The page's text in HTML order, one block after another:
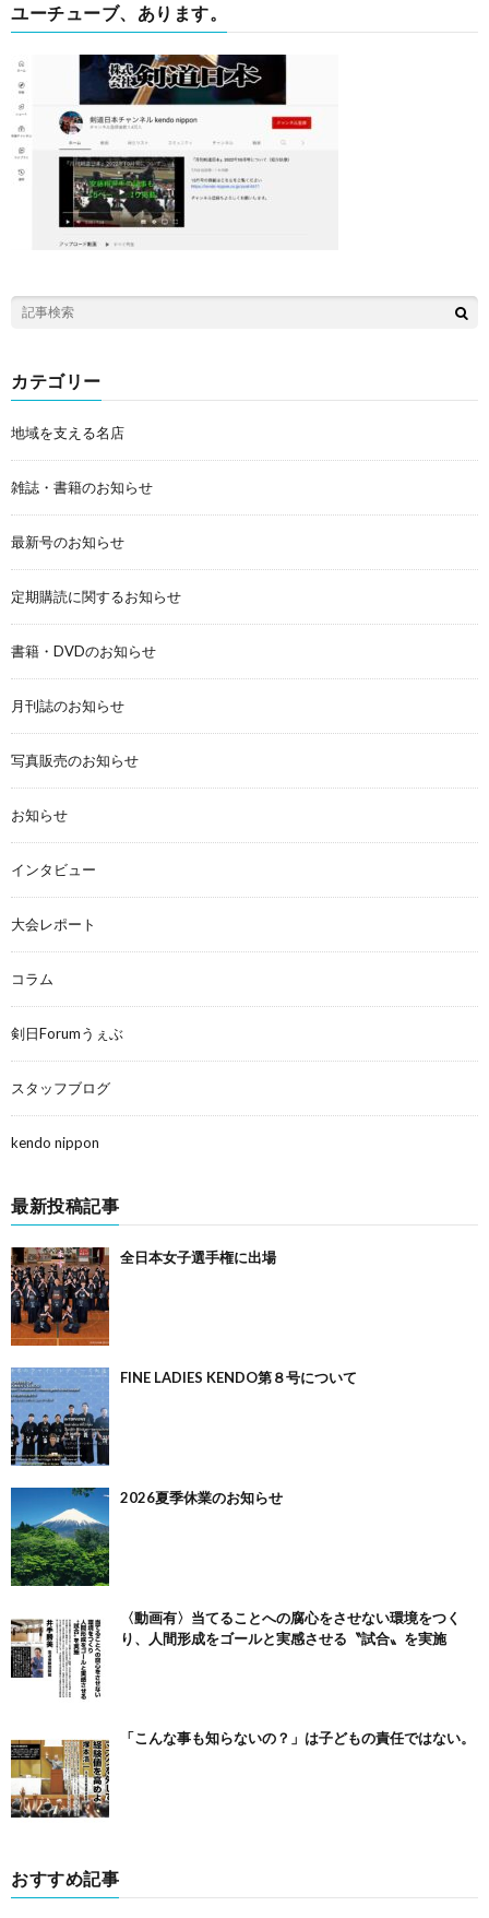
ユーチューブ、あります。
カテゴリー
地域を支える名店
雑誌・書籍のお知らせ
最新号のお知らせ
定期購読に関するお知らせ
書籍・DVDのお知らせ
月刊誌のお知らせ
写真販売のお知らせ
お知らせ
インタビュー
大会レポート
コラム
剣日Forumうぇぶ
スタッフブログ
kendo nippon
最新投稿記事
全日本女子選手権に出場
FINE LADIES KENDO第８号について
2026夏季休業のお知らせ
〈動画有〉当てることへの腐心をさせない環境をつく
り、人間形成をゴールと実感させる〝試合〟を実施
「こんな事も知らないの？」は子どもの責任ではない。
おすすめ記事